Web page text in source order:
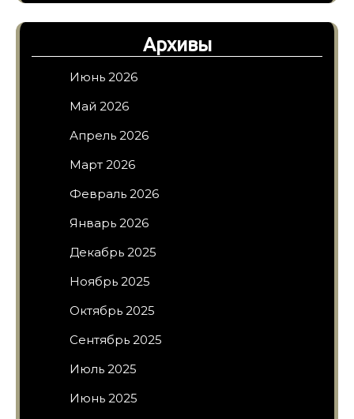
Архивы
Июнь 2026
Май 2026
Апрель 2026
Март 2026
Февраль 2026
Январь 2026
Декабрь 2025
Ноябрь 2025
Октябрь 2025
Сентябрь 2025
Июль 2025
Июнь 2025